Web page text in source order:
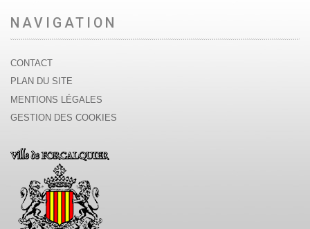
NAVIGATION
CONTACT
PLAN DU SITE
MENTIONS LÉGALES
GESTION DES COOKIES